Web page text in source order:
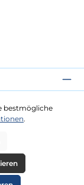
bestmögliche
.